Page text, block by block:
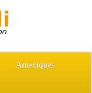
Amériques